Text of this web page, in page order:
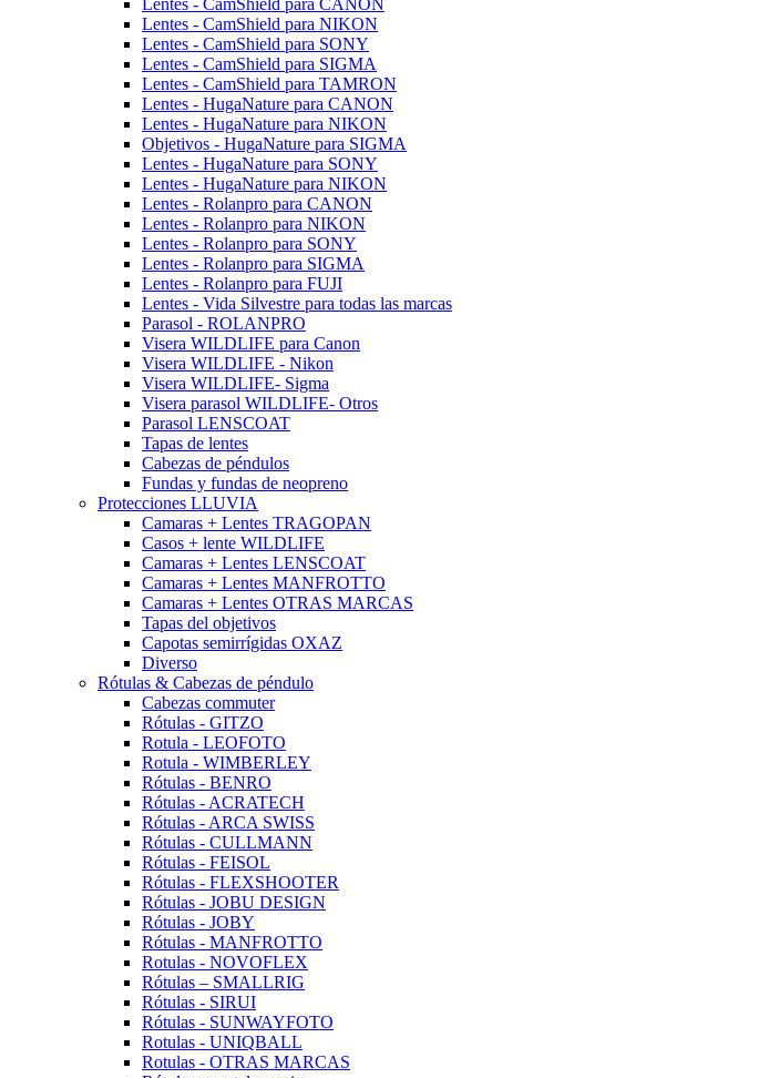
Lentes - CamShield para CANON
Lentes - CamShield para NIKON
Lentes - CamShield para SONY
Lentes - CamShield para SIGMA
Lentes - CamShield para TAMRON
Lentes - HugaNature para CANON
Lentes - HugaNature para NIKON
Objetivos - HugaNature para SIGMA
Lentes - HugaNature para SONY
Lentes - HugaNature para NIKON
Lentes - Rolanpro para CANON
Lentes - Rolanpro para NIKON
Lentes - Rolanpro para SONY
Lentes - Rolanpro para SIGMA
Lentes - Rolanpro para FUJI
Lentes - Vida Silvestre para todas las marcas
Parasol - ROLANPRO
Visera WILDLIFE para Canon
Visera WILDLIFE - Nikon
Visera WILDLIFE- Sigma
Visera parasol WILDLIFE- Otros
Parasol LENSCOAT
Tapas de lentes
Cabezas de péndulos
Fundas y fundas de neopreno
Protecciones LLUVIA
Camaras + Lentes TRAGOPAN
Casos + lente WILDLIFE
Camaras + Lentes LENSCOAT
Camaras + Lentes MANFROTTO
Camaras + Lentes OTRAS MARCAS
Tapas del objetivos
Capotas semirrígidas OXAZ
Diverso
Rótulas & Cabezas de péndulo
Cabezas commuter
Rótulas - GITZO
Rotula - LEOFOTO
Rotula - WIMBERLEY
Rótulas - BENRO
Rótulas - ACRATECH
Rótulas - ARCA SWISS
Rótulas - CULLMANN
Rótulas - FEISOL
Rótulas - FLEXSHOOTER
Rótulas - JOBU DESIGN
Rótulas - JOBY
Rótulas - MANFROTTO
Rotulas - NOVOFLEX
Rótulas – SMALLRIG
Rótulas - SIRUI
Rótulas - SUNWAYFOTO
Rotulas - UNIQBALL
Rotulas - OTRAS MARCAS